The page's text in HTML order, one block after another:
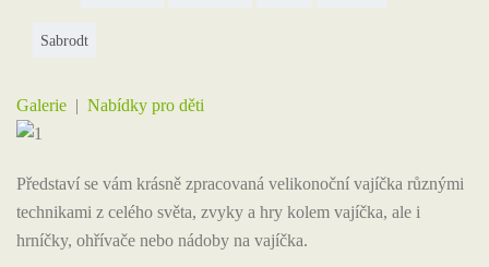
Sabrodt
Galerie | Nabídky pro děti
Představí se vám krásně zpracovaná velikonoční vajíčka různými
technikami z celého světa, zvyky a hry kolem vajíčka, ale i
hrníčky, ohřívače nebo nádoby na vajíčka.